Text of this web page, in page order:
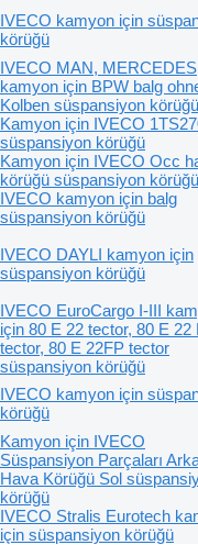
IVECO kamyon için
körüğü
IVECO MAN, MERCEDES
kamyon için BPW balg
Kolben süspansiyon körüğü
Kamyon için IVECO
süspansiyon körüğü
Kamyon için IVECO Occ
körüğü süspansiyon körüğü
IVECO kamyon için balg
süspansiyon körüğü
IVECO DAYLI kamyon için
süspansiyon körüğü
IVECO EuroCargo I-III
için 80 E 22 tector, 80 E 22
tector, 80 E 22FP tector
süspansiyon körüğü
IVECO kamyon için
körüğü
Kamyon için IVECO
Süspansiyon Parçaları
Hava Körüğü Sol
körüğü
IVECO Stralis Eurotech
için süspansiyon körüğü